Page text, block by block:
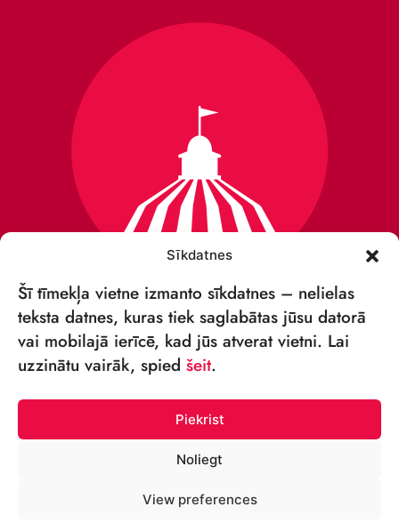
Sīkdatnes
Šī tīmekļa vietne izmanto sīkdatnes – nelielas
teksta datnes, kuras tiek saglabātas jūsu datorā
vai mobilajā ierīcē, kad jūs atverat vietni. Lai
uzzinātu vairāk, spied šeit.
Piekrist
Noliegt
View preferences
VSIA „RĪGAS CIRKS”
Merķeļa iela 4,
Rīga, LV-1050 Latvija
Reģ. nr: 40003027789
ТЕЛЕФОН: